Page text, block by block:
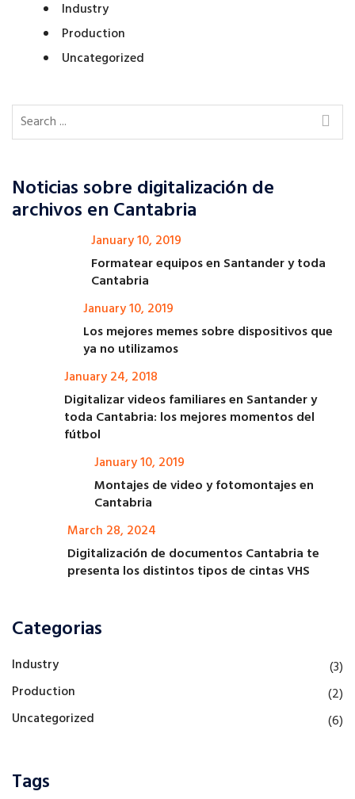
Industry
Production
Uncategorized
Noticias sobre digitalización de
archivos en Cantabria
January 10, 2019
Formatear equipos en Santander y toda
Cantabria
January 10, 2019
Los mejores memes sobre dispositivos que
ya no utilizamos
January 24, 2018
Digitalizar videos familiares en Santander y
toda Cantabria: los mejores momentos del
fútbol
January 10, 2019
Montajes de video y fotomontajes en
Cantabria
March 28, 2024
Digitalización de documentos Cantabria te
presenta los distintos tipos de cintas VHS
Categorias
Industry
(3)
Production
(2)
Uncategorized
(6)
Tags